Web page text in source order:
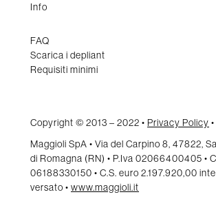
Info
FAQ
Scarica i depliant
Requisiti minimi
Copyright © 2013 – 2022 • Privacy Policy •
Maggioli SpA • Via del Carpino 8, 47822,
di Romagna (RN) • P.Iva 02066400405 •
06188330150 • C.S. euro 2.197.920,00
versato • www.maggioli.it